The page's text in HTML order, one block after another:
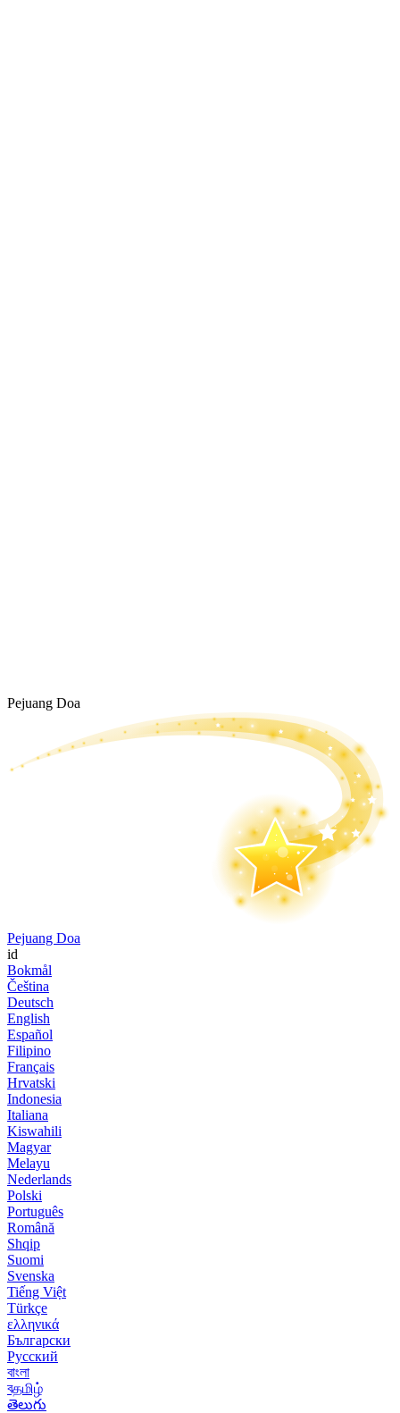
Pejuang Doa
Pejuang Doa
id
Bokmål
Čeština
Deutsch
English
Español
Filipino
Français
Hrvatski
Indonesia
Italiana
Kiswahili
Magyar
Melayu
Nederlands
Polski
Português
Română
Shqip
Suomi
Svenska
Tiếng Việt
Türkçe
ελληνικά
Български
Русский
বাংলা
বதமிழ்
తెలుగు